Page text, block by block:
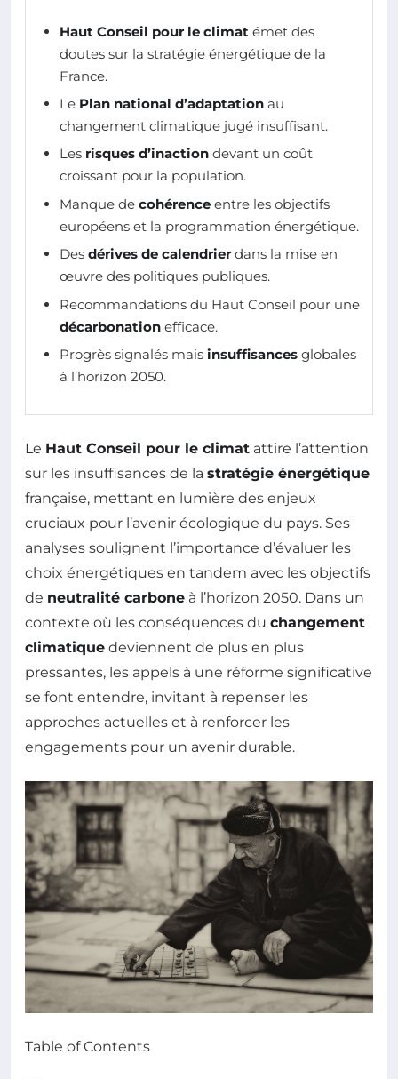
Haut Conseil pour le climat émet des
doutes sur la stratégie énergétique de la
France.
Le Plan national d’adaptation au
changement climatique jugé insuffisant.
Les risques d’inaction devant un coût
croissant pour la population.
Manque de cohérence entre les objectifs
européens et la programmation énergétique.
Des dérives de calendrier dans la mise en
œuvre des politiques publiques.
Recommandations du Haut Conseil pour une
décarbonation efficace.
Progrès signalés mais insuffisances globales
à l’horizon 2050.
Le Haut Conseil pour le climat attire l’attention
sur les insuffisances de la stratégie énergétique
française, mettant en lumière des enjeux
cruciaux pour l’avenir écologique du pays. Ses
analyses soulignent l’importance d’évaluer les
choix énergétiques en tandem avec les objectifs
de neutralité carbone à l’horizon 2050. Dans un
contexte où les conséquences du changement
climatique deviennent de plus en plus
pressantes, les appels à une réforme significative
se font entendre, invitant à repenser les
approches actuelles et à renforcer les
engagements pour un avenir durable.
Table of Contents